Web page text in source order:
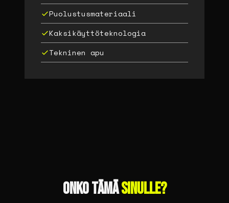
Puolustusmateriaali
Kaksikäyttöteknologia
Tekninen apu
ONKO TÄMÄSINULLE?